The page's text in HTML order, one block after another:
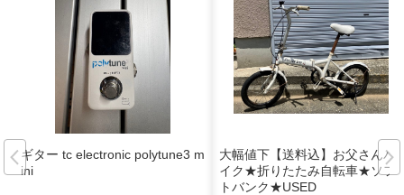
ギター tc electronic polytune3 m
ini
大幅値下【送料込】お父さんバ
イク★折りたたみ自転車★ソフ
トバンク★USED